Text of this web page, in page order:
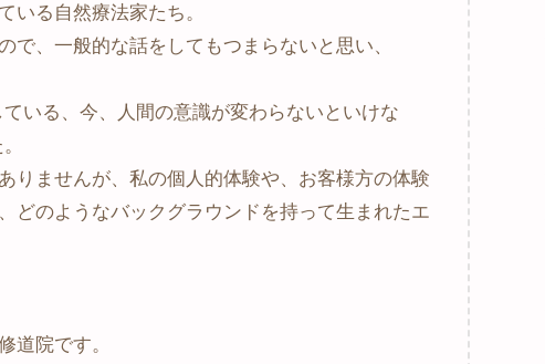
いる自然療法家たち。
、一般的な話をしてもつまらないと思い、
いる、今、人間の意識が変わらないといけな
りませんが、私の個人的体験や、お客様方の体験
どのようなバックグラウンドを持って生まれたエ
道院です。